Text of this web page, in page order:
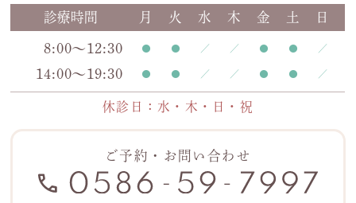
診療時間 月 火 水 木 金 土 日
8:00〜12:30
14:00〜19:30
休診日：水・木・日・祝
ご予約・お問い合わせ